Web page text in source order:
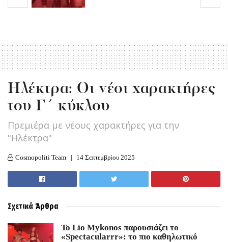
Hλέκτρα: Οι νέοι χαρακτήρες
του Γ΄ κύκλου
Πρεμιέρα με νέους χαρακτήρες για την
"Ηλέκτρα"
Cosmopoliti Team 14 Σεπτεμβρίου 2025
Σχετικά Άρθρα
Το Lío Mykonos παρουσιάζει το
«Spectacularrr»: το πιο καθηλωτικό